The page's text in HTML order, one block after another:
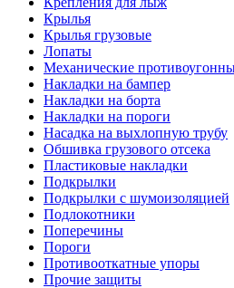
Крылья
Крылья грузовые
Лопаты
Механические
Накладки на бампер
Накладки на борта
Накладки на пороги
Насадка на выхлопную трубу
Обшивка грузового отсека
Пластиковые накладки
Подкрылки
Подкрылки с шумоизоляцией
Подлокотники
Поперечины
Пороги
Противооткатные упоры
Прочие защиты